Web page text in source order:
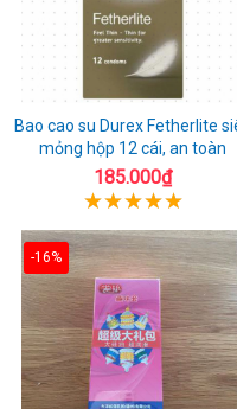
Bao cao su Durex Fetherlite
mỏng hộp 12 cái, an toàn
185.000₫
-16%